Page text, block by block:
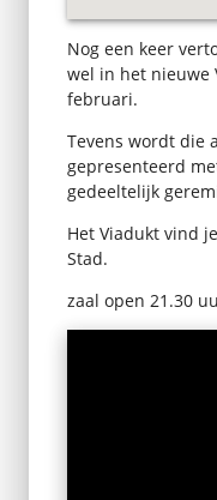
Nog een keer
wel in het nieuwe
februari.
Tevens wordt die
gepresenteerd
gedeeltelijk
Het Viadukt vind
Stad.
zaal open 21.30